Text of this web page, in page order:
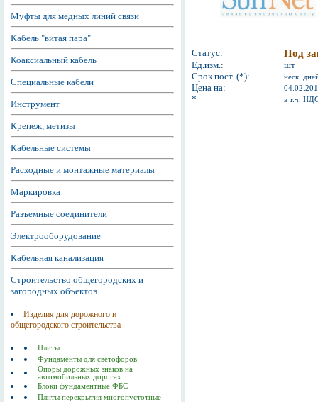
Муфты для медных линий связи
Кабель "витая пара"
Коаксиальный кабель
Специальные кабели
Инструмент
Крепеж, метизы
Кабельные системы
Расходные и монтажные материалы
Маркировка
Разъемные соединители
Электрооборудование
Кабельная канализация
Строительство общегородских и
загородных объектов
Изделия для дорожного и
общегородского строительства
Плиты
Фундаменты для светофоров
Опоры дорожных знаков на
автомобильных дорогах
Блоки фундаментные ФБС
Плиты перекрытия многопустотные
Статус: Под
Ед.изм.:
шт
Срок пост. (*):
неск.
Цена на:
* в т.ч.